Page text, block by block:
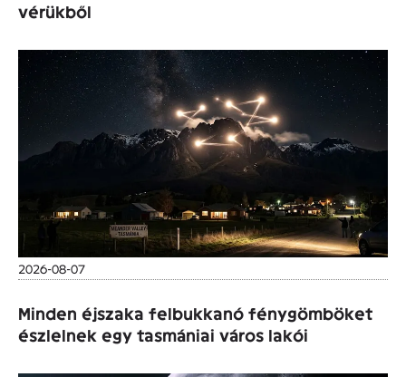
vérükből
2026-08-07
Minden éjszaka felbukkanó fénygömböket
észlelnek egy tasmániai város lakói